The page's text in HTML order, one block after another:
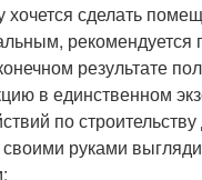
хочется сделать
рекомендуется
результате
в единственном
по
руками